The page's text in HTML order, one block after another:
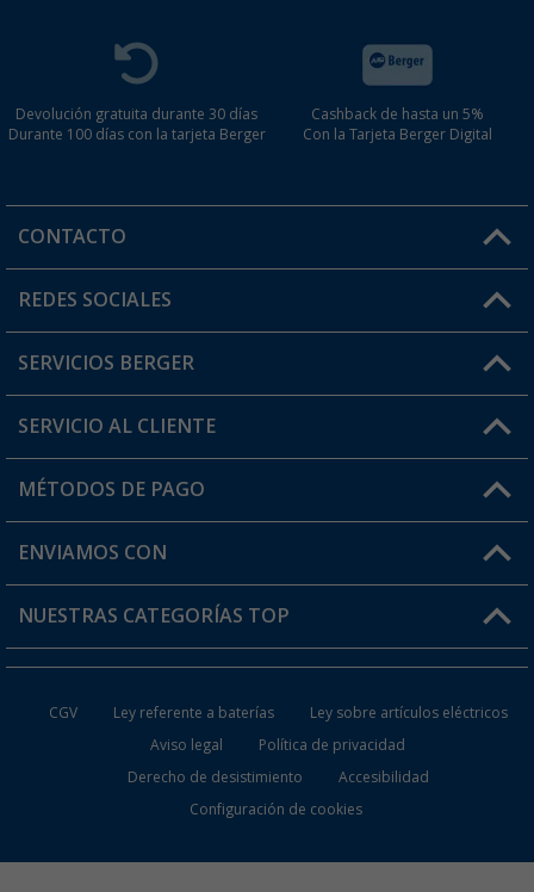
Devolución gratuita durante 30 días
Durante 100 días con la tarjeta Berger
Cashback de hasta un 5%
Con la Tarjeta Berger Digital
CONTACTO
Horario de atención al cliente:
¿Tienes alguna duda?
REDES SOCIALES
SERVICIOS BERGER
Conviértete en distribuidor
Mi cuenta
Tarjeta Berger Digital
SERVICIO AL CLIENTE
FAQ y Contacto
Información de envío
¿Dónde está mi pedido?
MÉTODOS DE PAGO
ENVIAMOS CON
NUESTRAS CATEGORÍAS TOP
Muebles de Camping
CGV Ley referente a baterías
Ley sobre artículos eléctricos
Aviso legal
Política de privacidad
Derecho de desistimiento
Accesibilidad
Configuración de cookies